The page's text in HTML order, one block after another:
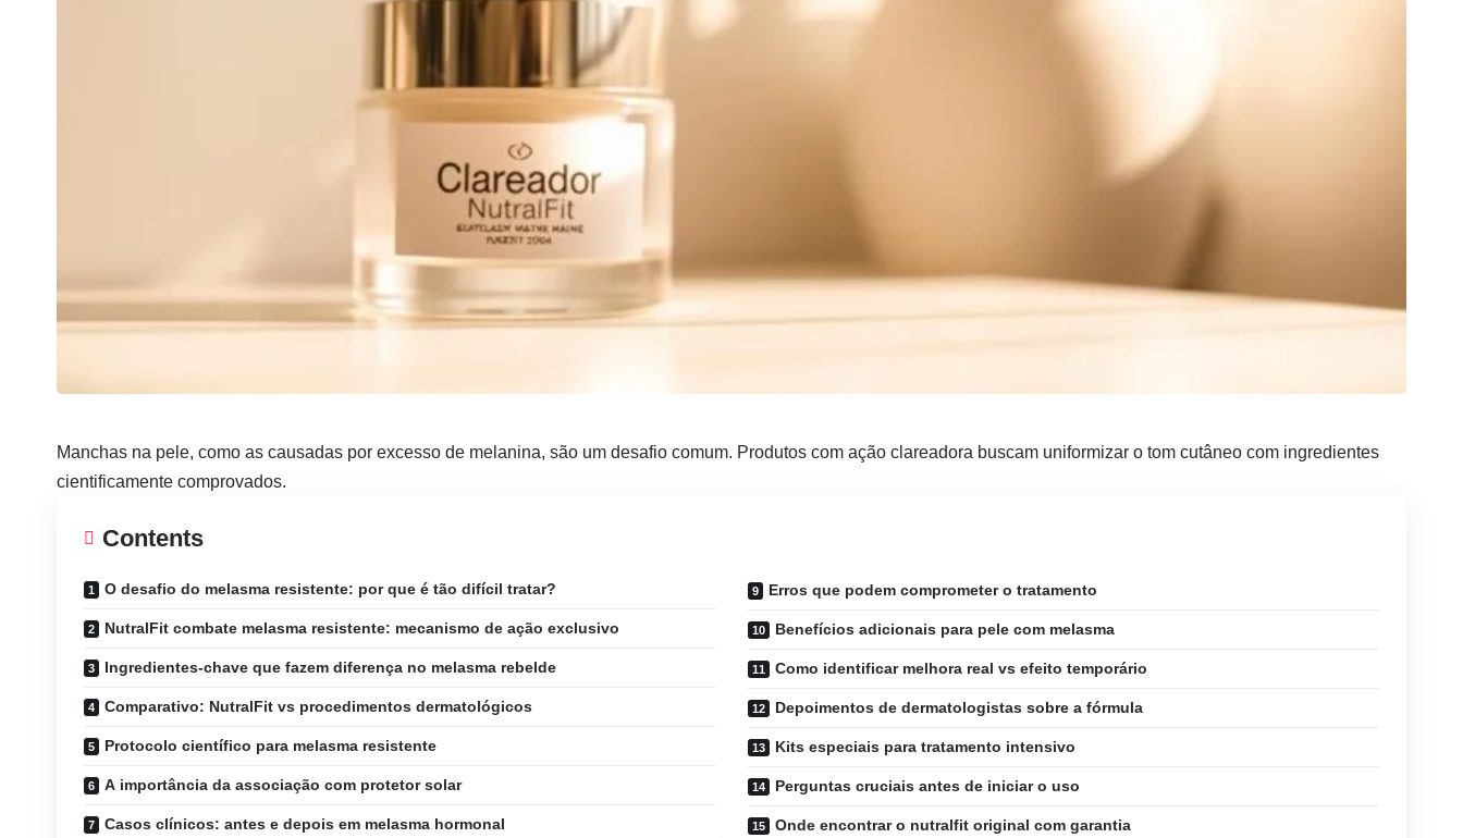
Manchas na pele, como as causadas por excesso de melanina, são um desafio comum. Produtos com ação clareadora buscam uniformizar o tom cutâneo com ingredientes
cientificamente comprovados.
Contents
O desafio do melasma resistente: por que é tão difícil tratar?
NutralFit combate melasma resistente: mecanismo de ação exclusivo
Ingredientes-chave que fazem diferença no melasma rebelde
Comparativo: NutralFit vs procedimentos dermatológicos
Protocolo científico para melasma resistente
A importância da associação com protetor solar
Casos clínicos: antes e depois em melasma hormonal
Erros que podem comprometer o tratamento
Benefícios adicionais para pele com melasma
Como identificar melhora real vs efeito temporário
Depoimentos de dermatologistas sobre a fórmula
Kits especiais para tratamento intensivo
Perguntas cruciais antes de iniciar o uso
Onde encontrar o nutralfit original com garantia